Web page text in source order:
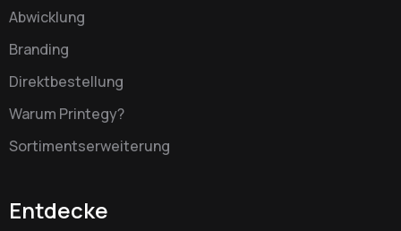
Abwicklung
Branding
Direktbestellung
Warum Printegy?
Sortimentserweiterung
Entdecke